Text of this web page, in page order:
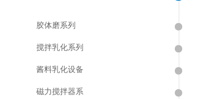
胶体磨系列
搅拌乳化系列
酱料乳化设备
磁力搅拌器系